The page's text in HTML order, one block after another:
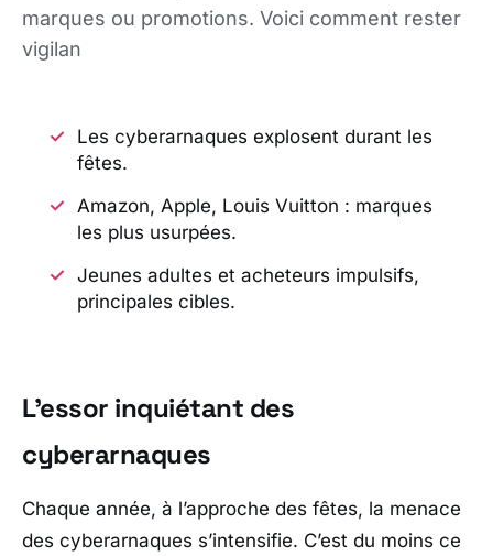
marques ou promotions. Voici comment rester
vigilan
Les cyberarnaques explosent durant les
fêtes.
Amazon, Apple, Louis Vuitton : marques
les plus usurpées.
Jeunes adultes et acheteurs impulsifs,
principales cibles.
L’essor inquiétant des
cyberarnaques
Chaque année, à l’approche des fêtes, la menace
des cyberarnaques s’intensifie. C’est du moins ce